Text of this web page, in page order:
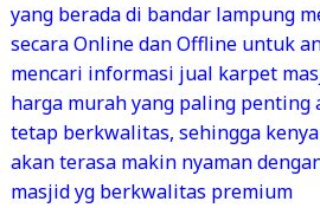
yang berada di bandar lampung
secara Online dan Offline untuk
mencari informasi jual karpet
harga murah yang paling penting
tetap berkwalitas, sehingga
akan terasa makin nyaman
masjid yg berkwalitas premium